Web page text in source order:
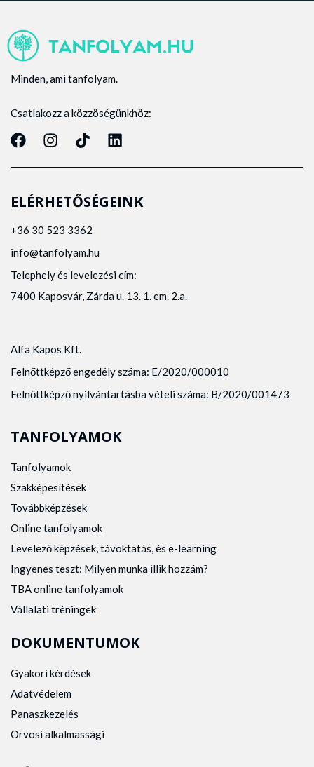
Minden, ami tanfolyam.
Csatlakozz a közzöségünkhöz:
ELÉRHETŐSÉGEINK
+36 30 523 3362
info@tanfolyam.hu
Telephely és levelezési cím:
7400 Kaposvár, Zárda u. 13. 1. em. 2.a.
Alfa Kapos Kft.
Felnőttképző engedély száma: E/2020/000010
Felnőttképző nyilvántartásba vételi száma: B/2020/001473
TANFOLYAMOK
Tanfolyamok
Szakképesítések
Továbbképzések
Online tanfolyamok
Levelező képzések, távoktatás, és e-learning
Ingyenes teszt: Milyen munka illik hozzám?
TBA online tanfolyamok
Vállalati tréningek
DOKUMENTUMOK
Gyakori kérdések
Adatvédelem
Panaszkezelés
Orvosi alkalmassági